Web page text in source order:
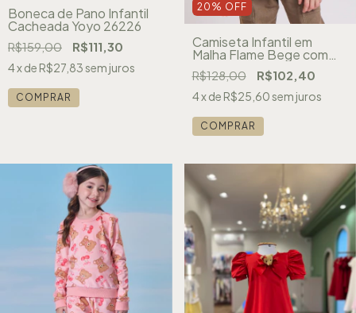
Boneca de Pano Infantil
Cacheada Yoyo 26226
R$159,00 R$111,30
4x de R$27,83sem juros
20 % OFF
Camiseta Infantil em
Malha Flame Bege com
Alto Relevo LucBoo
89263
R$128,00 R$102,40
4x de R$25,60sem juros
COMPRAR